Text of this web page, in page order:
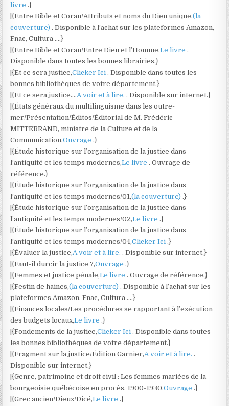
livre.}
|{Entre Bible et Coran/Attributs et noms du Dieu unique,(la
couverture). Disponible à l’achat sur les plateformes Amazon,
Fnac, Cultura ….}
|{Entre Bible et Coran/Entre Dieu et l’Homme,Le livre.
Disponible dans toutes les bonnes librairies.}
|{Et ce sera justice,Clicker Ici. Disponible dans toutes les
bonnes bibliothèques de votre département.}
|{Et ce sera justice…,A voir et à lire.. Disponible sur internet.}
|{États généraux du multilinguisme dans les outre-
mer/Présentation/Éditos/Éditorial de M. Frédéric
MITTERRAND, ministre de la Culture et de la
Communication,Ouvrage.}
|{Étude historique sur l’organisation de la justice dans
l’antiquité et les temps modernes,Le livre. Ouvrage de
référence.}
|{Étude historique sur l’organisation de la justice dans
l’antiquité et les temps modernes/01,(la couverture).}
|{Étude historique sur l’organisation de la justice dans
l’antiquité et les temps modernes/02,Le livre.}
|{Étude historique sur l’organisation de la justice dans
l’antiquité et les temps modernes/04,Clicker Ici.}
|{Évaluer la justice,A voir et à lire.. Disponible sur internet.}
|{Faut-il durcir la justice ?,Ouvrage.}
|{Femmes et justice pénale,Le livre. Ouvrage de référence.}
|{Festin de haines,(la couverture). Disponible à l’achat sur les
plateformes Amazon, Fnac, Cultura ….}
|{Finances locales/Les procédures se rapportant à l’exécution
des budgets locaux,Le livre.}
|{Fondements de la justice,Clicker Ici. Disponible dans toutes
les bonnes bibliothèques de votre département.}
|{Fragment sur la justice/Édition Garnier,A voir et à lire..
Disponible sur internet.}
|{Genre, patrimoine et droit civil : Les femmes mariées de la
bourgeoisie québécoise en procès, 1900-1930,Ouvrage.}
|{Grec ancien/Dieux/Dicé,Le livre.}